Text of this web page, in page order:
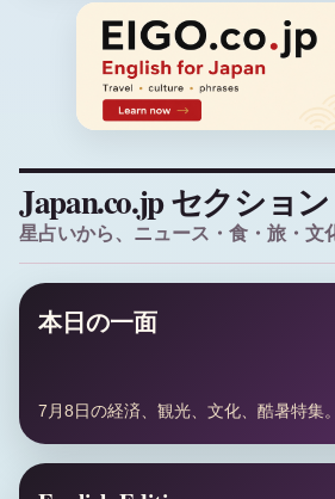
Japan.co.jp セクション
星占いから、ニュース・食・旅・文
本日の一面
7月8日の経済、観光、文化、酷暑特集。